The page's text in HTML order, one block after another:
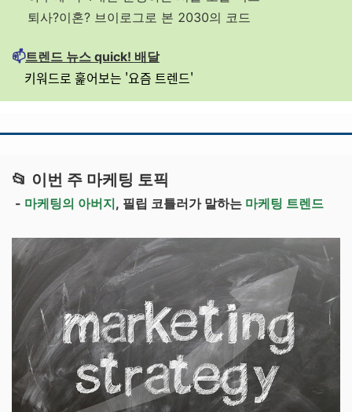
퇴사?이혼? 브이로그로 본 2030의 코드
📫트렌드 뉴스 quick! 배달
키워드로 훑어보는 '요즘 트렌드'
📂 이번 주 마케팅 토픽
- 마케팅의 아버지, 필립 코틀러가 말하는 마케팅 트렌드